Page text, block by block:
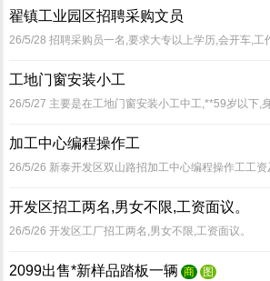
翟镇工业园区招聘采购文员
26/5/28 招聘采购员一名,要求大专以上学历,会开车,工
工地门窗安装小工
26/5/27 主要是在工地门窗安装小工中工,**59岁以下,
加工中心编程操作工
26/5/26 新泰开发区双山路招加工中心编程操作工工
开发区招工两名,男女不限,工资面议。
26/5/26 开发区工厂招工两名,男女不限,工资面议。
2099出售*新样品踏板一辆 商
图